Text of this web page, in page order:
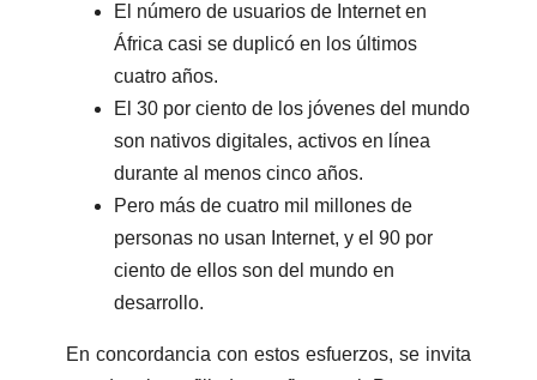
El número de usuarios de Internet en
África casi se duplicó en los últimos
cuatro años.
El 30 por ciento de los jóvenes del mundo
son nativos digitales, activos en línea
durante al menos cinco años.
Pero más de cuatro mil millones de
personas no usan Internet, y el 90 por
ciento de ellos son del mundo en
desarrollo.
En concordancia con estos esfuerzos, se invita